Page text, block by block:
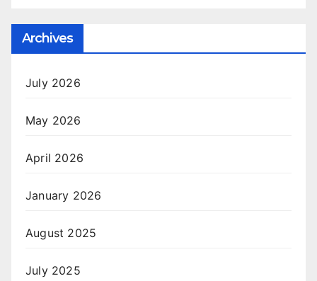
Archives
July 2026
May 2026
April 2026
January 2026
August 2025
July 2025